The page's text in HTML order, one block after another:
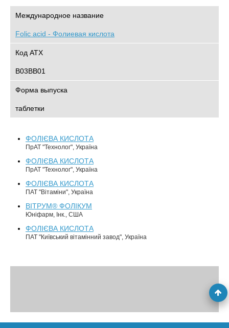
Международное название
Folic acid - Фолиевая кислота
Код АТХ
B03BB01
Форма выпуска
таблетки
ФОЛІЄВА КИСЛОТА
ПрАТ "Технолог", Україна
ФОЛІЄВА КИСЛОТА
ПрАТ "Технолог", Україна
ФОЛІЄВА КИСЛОТА
ПАТ "Вітаміни", Україна
ВІТРУМ® ФОЛІКУМ
Юніфарм, Інк., США
ФОЛІЄВА КИСЛОТА
ПАТ "Київський вітамінний завод", Україна